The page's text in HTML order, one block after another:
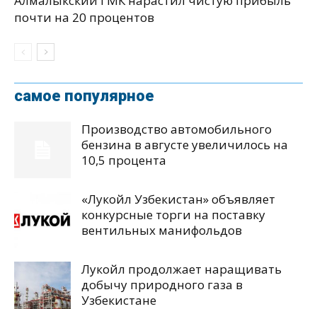
почти на 20 процентов
самое популярное
Производство автомобильного
бензина в августе увеличилось на
10,5 процента
«Лукойл Узбекистан» объявляет
конкурсные торги на поставку
вентильных манифольдов
Лукойл продолжает наращивать
добычу природного газа в
Узбекистане